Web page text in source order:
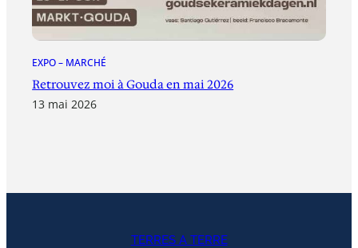
EXPO – MARCHÉ
Retrouvez moi à Gouda en mai 2026
13 mai 2026
TERRES A TERRE